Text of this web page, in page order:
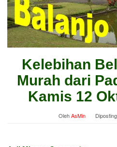
Kelebihan
Murah dari
Kamis 12
OlehAsMin